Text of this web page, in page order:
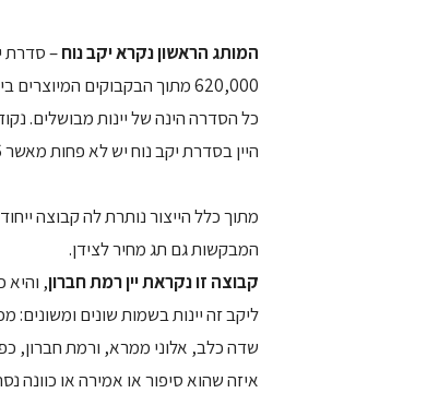
המותג הראשון נקרא יקב נוח– סדרת
620,000 מתוך הבקבוקים המיוצרים ביקב הם מסדרת "יקב נוח", בטווח מחירים של 25 ₪ עד 50 ₪.
היין בסדרת יקב נוח יש לא פחות מאשר 26 יינות שונים – כולם בקטגוריית יין תעשייתי המיועד לקהל הרחב.
מתוך כלל הייצור נותרת לה קבוצה
המבקשות גם תג מחיר לצידן.
קבוצה זו נקראת יין רמת חברון, והיא כוללת כ- 80,000 בקבוקים
ליקב זה יינות בשמות שונים
שדה כלב, אלוני ממרא, ורמת חברון,
איזה שהוא סיפור או אמירה או כוונה